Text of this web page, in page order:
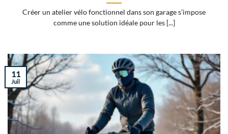
Créer un atelier vélo fonctionnel dans son garage s’impose
comme une solution idéale pour les [...]
11
Juil